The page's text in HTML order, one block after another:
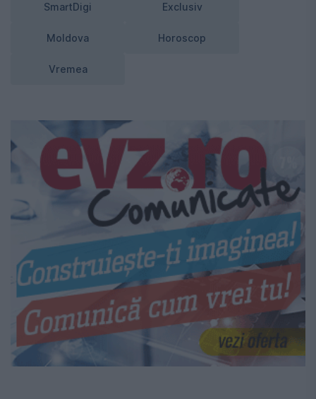
SmartDigi Exclusiv
Moldova Horoscop
Vremea